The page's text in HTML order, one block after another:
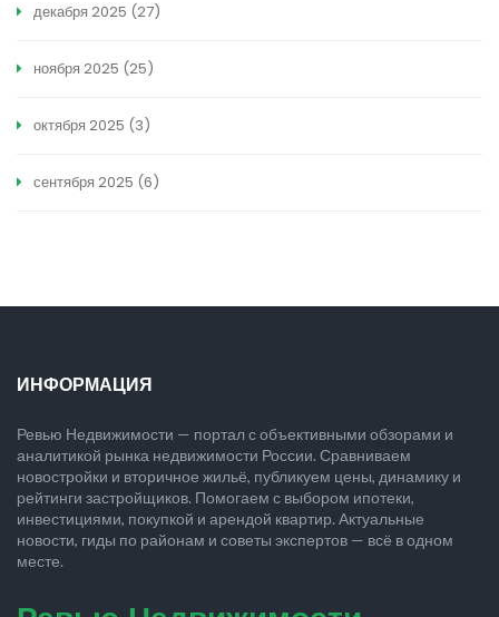
декабря 2025 (27)
ноября 2025 (25)
октября 2025 (3)
сентября 2025 (6)
ИНФОРМАЦИЯ
Ревью Недвижимости — портал с объективными обзорами и
аналитикой рынка недвижимости России. Сравниваем
новостройки и вторичное жильё, публикуем цены, динамику и
рейтинги застройщиков. Помогаем с выбором ипотеки,
инвестициями, покупкой и арендой квартир. Актуальные
новости, гиды по районам и советы экспертов — всё в одном
месте.